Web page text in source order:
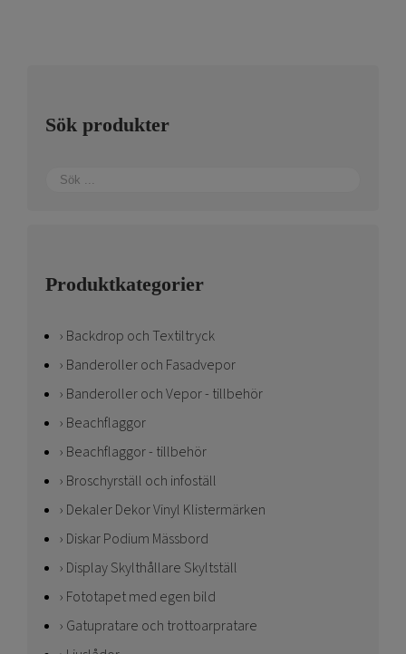
Sök produkter
Produktkategorier
Backdrop och Textiltryck
Banderoller och Fasadvepor
Banderoller och Vepor - tillbehör
Beachflaggor
Beachflaggor - tillbehör
Broschyrställ och infoställ
Dekaler Dekor Vinyl Klistermärken
Diskar Podium Mässbord
Display Skylthållare Skyltställ
Fototapet med egen bild
Gatupratare och trottoarpratare